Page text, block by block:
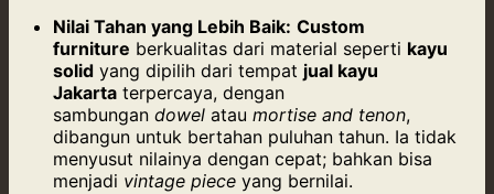
Nilai Tahan yang Lebih Baik: Custom
furniture berkualitas dari material seperti kayu
solid yang dipilih dari tempat jual kayu
Jakarta terpercaya, dengan
sambungan dowel atau mortise and tenon,
dibangun untuk bertahan puluhan tahun. Ia tidak
menyusut nilainya dengan cepat; bahkan bisa
menjadi vintage piece yang bernilai.